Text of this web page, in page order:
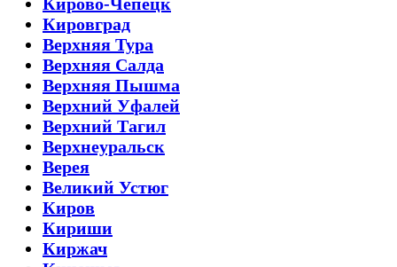
Кировград
Верхняя Тура
Верхняя Салда
Верхняя Пышма
Верхний Уфалей
Верхний Тагил
Верхнеуральск
Верея
Великий Устюг
Киров
Кириши
Киржач